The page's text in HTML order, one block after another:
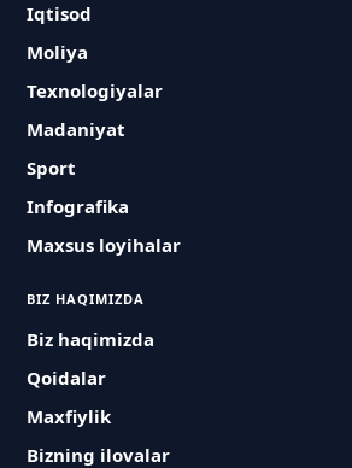
Iqtisod
Moliya
Texnologiyalar
Madaniyat
Sport
Infografika
Maxsus loyihalar
BIZ HAQIMIZDA
Biz haqimizda
Qoidalar
Maxfiylik
Bizning ilovalar